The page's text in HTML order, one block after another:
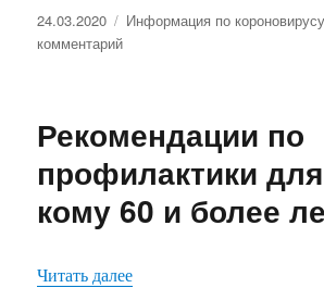
34
Опубликовано
24.03.2020 Рубрики
Информация по короновирусу
комментарийк
COVID-
Рекомендации по
профилактики
кому 60 и более
Читать далее«Рекомендации по